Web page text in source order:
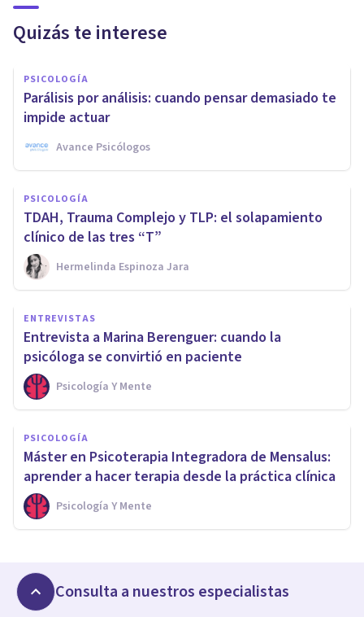
Quizás te interese
PSICOLOGÍA
Parálisis por análisis: cuando pensar demasiado te
impide actuar
Avance Psicólogos
PSICOLOGÍA
TDAH, Trauma Complejo y TLP: el solapamiento
clínico de las tres “T”
Hermelinda Espinoza Jara
ENTREVISTAS
Entrevista a Marina Berenguer: cuando la
psicóloga se convirtió en paciente
Psicología Y Mente
PSICOLOGÍA
Máster en Psicoterapia Integradora de Mensalus:
aprender a hacer terapia desde la práctica clínica
Psicología Y Mente
Consulta a nuestros especialistas